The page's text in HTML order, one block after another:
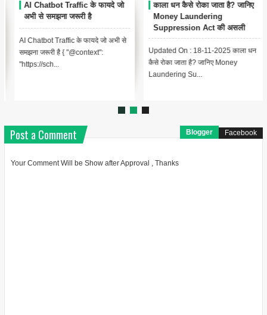
AI Chatbot Traffic के फायदे जो
अभी से समझना जरूरी है
AI Chatbot Traffic के फायदे जो अभी से
समझना जरूरी है { "@context":
"https://sch...
काला धन कैसे रोका जाता है? जानिए
Money Laundering
Suppression Act की असली
कहानी
Updated On : 18-11-2025 काला धन
कैसे रोका जाता है? जानिए Money
Laundering Su...
Post a Comment Blogger Facebook
Your Comment Will be Show after Approval , Thanks